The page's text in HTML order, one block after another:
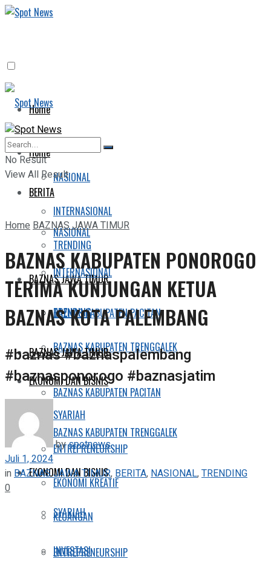
Home
BERITA
NASIONAL
INTERNASIONAL
TRENDING
BAZNAS JAWA TIMUR
BAZNAS KABUPATEN PACITAN
BAZNAS KABUPATEN TRENGGALEK
EKONOMI DAN BISNIS
SYARIAH
ENTREPRENEURSHIP
EKONOMI KREATIF
KEUANGAN
INVESTASI
Home
BERITA
NASIONAL
INTERNASIONAL
TRENDING
BAZNAS JAWA TIMUR
BAZNAS KABUPATEN PACITAN
BAZNAS KABUPATEN TRENGGALEK
EKONOMI DAN BISNIS
SYARIAH
ENTREPRENEURSHIP
No Result
View All Result
HomeBAZNAS JAWA TIMUR
BAZNAS KABUPATEN PONOROGO
TERIMA KUNJUNGAN KETUA
BAZNAS KOTA PALEMBANG
#baznas #baznaspalembang
#baznasponorogo #baznasjatim
byspotnews
Juli 1, 2024
in BAZNAS JAWA TIMUR, BERITA, NASIONAL,TRENDING
0